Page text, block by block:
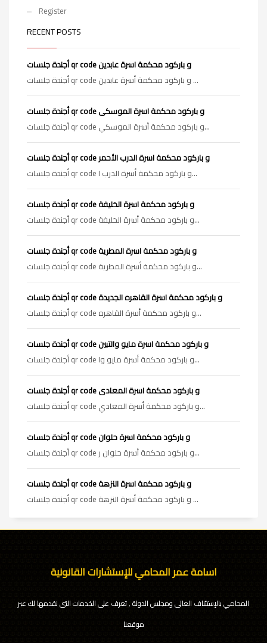
Register
RECENT POSTS
أجندة جلسات qr code و باركود محكمة اسرة عابدين
أجندة جلسات qr code و باركود محكمة أسرة عابدين ...
أجندة جلسات qr code و باركود محكمة اسرة الموسكى
أجندة جلسات qr code و باركود محكمة أسرة الموسكي...
أجندة جلسات qr code و باركود محكمة اسرة الدرب الأحمر
أجندة جلسات qr code و باركود محكمة أسرة الدرب ا...
أجندة جلسات qr code و باركود محكمة اسرة الخليفة
أجندة جلسات qr code و باركود محكمة أسرة الخليفة...
أجندة جلسات qr code و باركود محكمة اسرة المطرية
أجندة جلسات qr code و باركود محكمة أسرة المطرية...
أجندة جلسات qr code و باركود محكمة اسرة القاهره الجديدة
أجندة جلسات qr code و باركود محكمة أسرة القاهره...
أجندة جلسات qr code و باركود محكمة اسرة مايو والتبين
أجندة جلسات qr code و باركود محكمة أسرة مايو وا...
أجندة جلسات qr code و باركود محكمة اسرة المعادى
أجندة جلسات qr code و باركود محكمة أسرة المعادي...
أجندة جلسات qr code و باركود محكمة اسرة حلوان
أجندة جلسات qr code و باركود محكمة أسرة حلوان ر...
أجندة جلسات qr code و باركود محكمة اسرة النزهة
أجندة جلسات qr code و باركود محكمة أسرة النزهة ...
اسامة عمر المحامي للإستشارات القانونية
المحامي بالإستئناف العالى ومجلس الدولة , تعرف على الخدمات التى نقدمها لك عبر
موقعنا